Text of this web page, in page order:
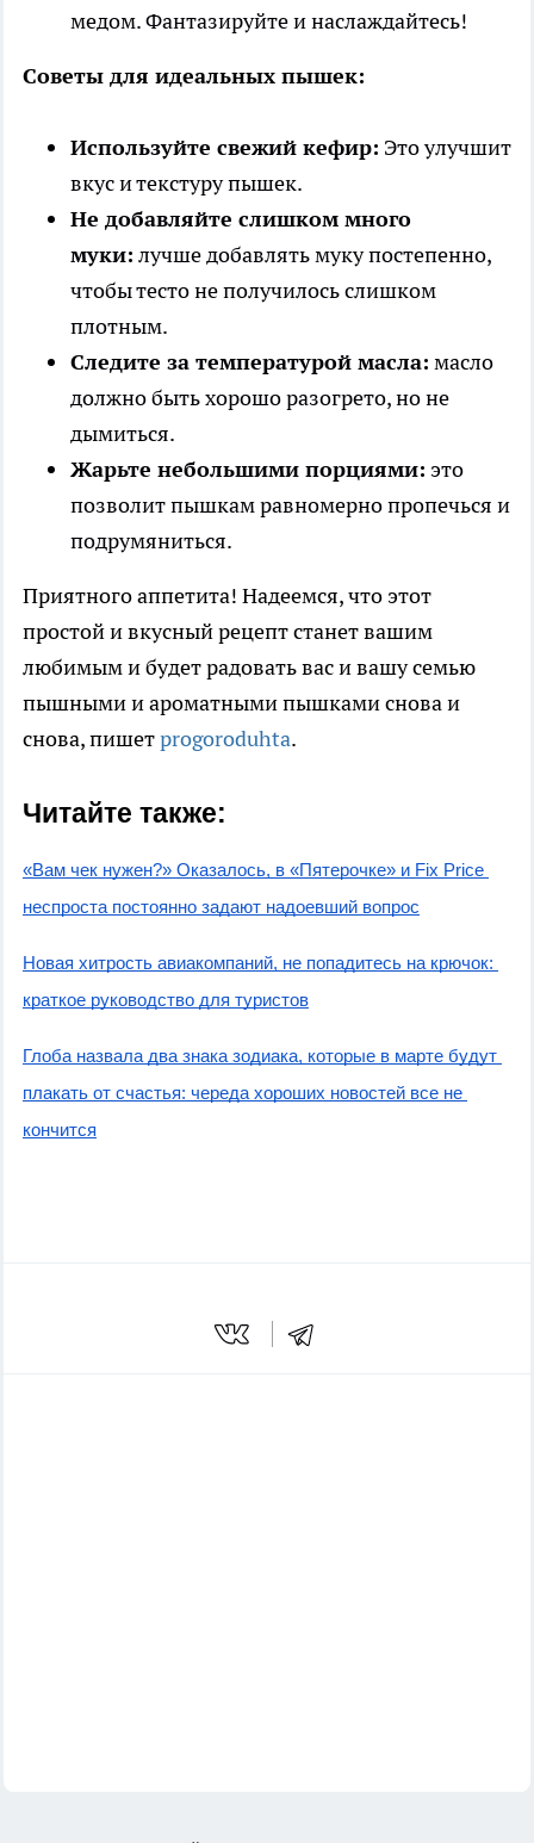
медом. Фантазируйте и наслаждайтесь!
Советы для идеальных пышек:
Используйте свежий кефир: Это улучшит
вкус и текстуру пышек.
Не добавляйте слишком много
муки: лучше добавлять муку постепенно,
чтобы тесто не получилось слишком
плотным.
Следите за температурой масла: масло
должно быть хорошо разогрето, но не
дымиться.
Жарьте небольшими порциями: это
позволит пышкам равномерно пропечься и
подрумяниться.
Приятного аппетита! Надеемся, что этот
простой и вкусный рецепт станет вашим
любимым и будет радовать вас и вашу семью
пышными и ароматными пышками снова и
снова, пишетprogoroduhta.
Читайте также:
«Вам чек нужен?» Оказалось, в «Пятерочке» и Fix Price
неспроста постоянно задают надоевший вопрос
Новая хитрость авиакомпаний, не попадитесь на крючок:
краткое руководство для туристов
Глоба назвала два знака зодиака, которые в марте будут
плакать от счастья: череда хороших новостей все не
кончится